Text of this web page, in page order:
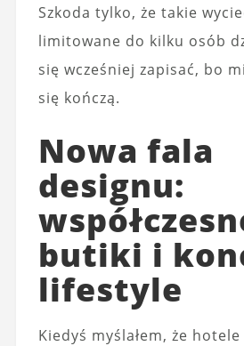
Szkoda tylko, że takie
limitowane do kilku osób
się wcześniej zapisać, bo
się kończą.
Nowa fala
designu:
butiki i
lifestyle
Kiedyś myślałem, że